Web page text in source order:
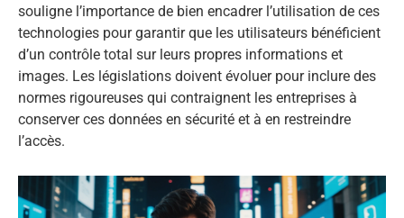
souligne l’importance de bien encadrer l’utilisation de ces
technologies pour garantir que les utilisateurs bénéficient
d’un contrôle total sur leurs propres informations et
images. Les législations doivent évoluer pour inclure des
normes rigoureuses qui contraignent les entreprises à
conserver ces données en sécurité et à en restreindre
l’accès.